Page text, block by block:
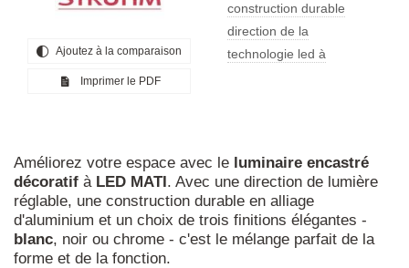
Ajoutez à la comparaison
Imprimer le PDF
construction durable
direction de la
technologie led à
Améliorez votre espace avec le luminaire encastré
décoratif à LED MATI. Avec une direction de lumière
réglable, une construction durable en alliage
d'aluminium et un choix de trois finitions élégantes -
blanc, noir ou chrome - c'est le mélange parfait de la
forme et de la fonction.